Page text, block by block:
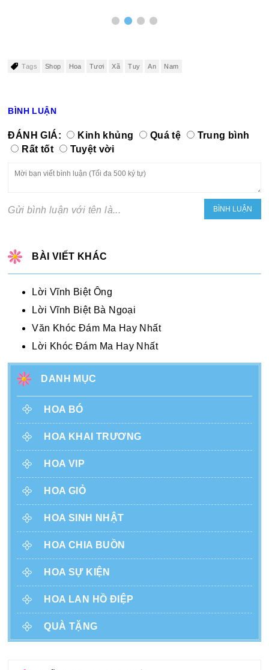
Tags Shop Hoa Tươi Xã Tuy An Nam
BÌNH LUẬN
ĐÁNH GIÁ: Kinh khủng Quá tệ
Trung bình
Rất tốt
Tuyệt vời
Gửi bình luận với tên là...
BÀI VIẾT KHÁC
Lời Vĩnh Biệt Ông
Lời Vĩnh Biệt Bà Ngoại
Văn Khóc Đám Ma Hay Nhất
Lời Khóc Đám Ma Hay Nhất
DANH MỤC
HOA BÓ
HOA KHAI TRƯƠNG
HOA VIP
HOA GIỎ
HOA SINH NHẬT
HOA CHIA BUỒN
HOA SỰ KIỆN
HOA LAN HỒ ĐIỆP
QUÀ TẶNG